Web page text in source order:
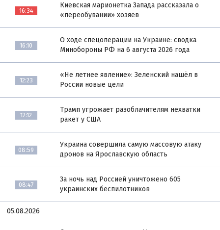
16:34
Киевская марионетка Запада рассказала о
«переобувании» хозяев
16:10
О ходе спецоперации на Украине: сводка
Минобороны РФ на 6 августа 2026 года
12:23
«Не летнее явление»: Зеленский нашёл в
России новые цели
12:12
Трамп угрожает разоблачителям нехватки
ракет у США
08:59
Украина совершила самую массовую атаку
дронов на Ярославскую область
08:47
За ночь над Россией уничтожено 605
украинских беспилотников
05.08.2026